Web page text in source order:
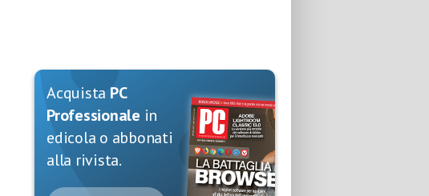
Acquista PC
Professionale in
edicola o abbonati
alla rivista.